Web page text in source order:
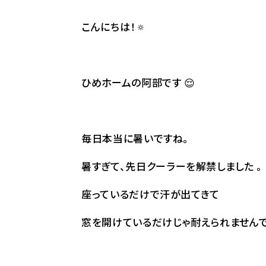
こんにちは！🔅
ひめホームの阿部です 😌
毎日本当に暑いですね。
暑すぎて、先日クーラーを解禁しました 。
座っているだけで汗が出てきて
窓を開けているだけじゃ耐えられません